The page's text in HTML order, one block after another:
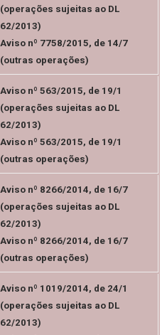
(operações sujeitas ao DL
62/2013)
Aviso nº 7758/2015, de 14/7
(outras operações)
Aviso nº 563/2015, de 19/1
(operações sujeitas ao DL
62/2013)
Aviso nº 563/2015, de 19/1
(outras operações)
Aviso nº 8266/2014, de 16/7
(operações sujeitas ao DL
62/2013)
Aviso nº 8266/2014, de 16/7
(outras operações)
Aviso nº 1019/2014, de 24/1
(operações sujeitas ao DL
62/2013)